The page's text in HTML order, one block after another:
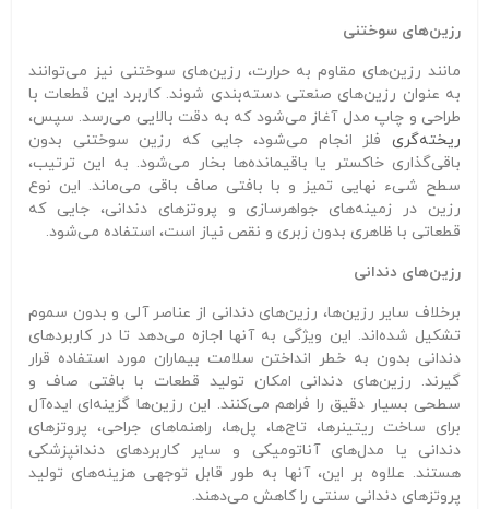
رزین‌های سوختنی
مانند رزین‌های مقاوم به حرارت، رزین‌های سوختنی نیز می‌توانند
به عنوان رزین‌های صنعتی دسته‌بندی شوند. کاربرد این قطعات با
طراحی و چاپ مدل آغاز می‌شود که به دقت بالایی می‌رسد. سپس،
ریخته‌گری فلز انجام می‌شود، جایی که رزین سوختنی بدون
باقی‌گذاری خاکستر یا باقیمانده‌ها بخار می‌شود. به این ترتیب،
سطح شیء نهایی تمیز و با بافتی صاف باقی می‌ماند. این نوع
رزین در زمینه‌های جواهرسازی و پروتزهای دندانی، جایی که
قطعاتی با ظاهری بدون زبری و نقص نیاز است، استفاده می‌شود.
رزین‌های دندانی
برخلاف سایر رزین‌ها، رزین‌های دندانی از عناصر آلی و بدون سموم
تشکیل شده‌اند. این ویژگی به آنها اجازه می‌دهد تا در کاربردهای
دندانی بدون به خطر انداختن سلامت بیماران مورد استفاده قرار
گیرند. رزین‌های دندانی امکان تولید قطعات با بافتی صاف و
سطحی بسیار دقیق را فراهم می‌کنند. این رزین‌ها گزینه‌ای ایده‌آل
برای ساخت ریتینرها، تاج‌ها، پل‌ها، راهنماهای جراحی، پروتزهای
دندانی یا مدل‌های آناتومیکی و سایر کاربردهای دندانپزشکی
هستند. علاوه بر این، آنها به طور قابل توجهی هزینه‌های تولید
پروتزهای دندانی سنتی را کاهش می‌دهند.